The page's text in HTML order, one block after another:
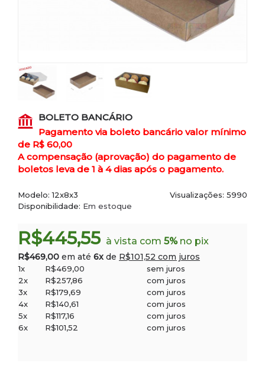
BOLETO BANCÁRIO
Pagamento via boleto bancário valor mínimo
de R$ 60,00
A compensação (aprovação) do pagamento de
boletos leva de 1 à 4 dias após o pagamento.
Visualizações: 5990
Modelo:12x8x3
Disponibilidade: Em estoque
R$445,55 à vista com 5%no pix
R$469,00 em até 6x de R$101,52 com juros
1x R$469,00
sem juros
2x
R$257,86
com juros
3x
R$179,69
com juros
4x
R$140,61
com juros
5x
R$117,16
com juros
6x
R$101,52 com juros